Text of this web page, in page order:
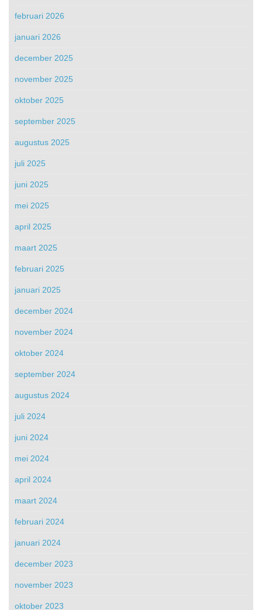
februari 2026
januari 2026
december 2025
november 2025
oktober 2025
september 2025
augustus 2025
juli 2025
juni 2025
mei 2025
april 2025
maart 2025
februari 2025
januari 2025
december 2024
november 2024
oktober 2024
september 2024
augustus 2024
juli 2024
juni 2024
mei 2024
april 2024
maart 2024
februari 2024
januari 2024
december 2023
november 2023
oktober 2023